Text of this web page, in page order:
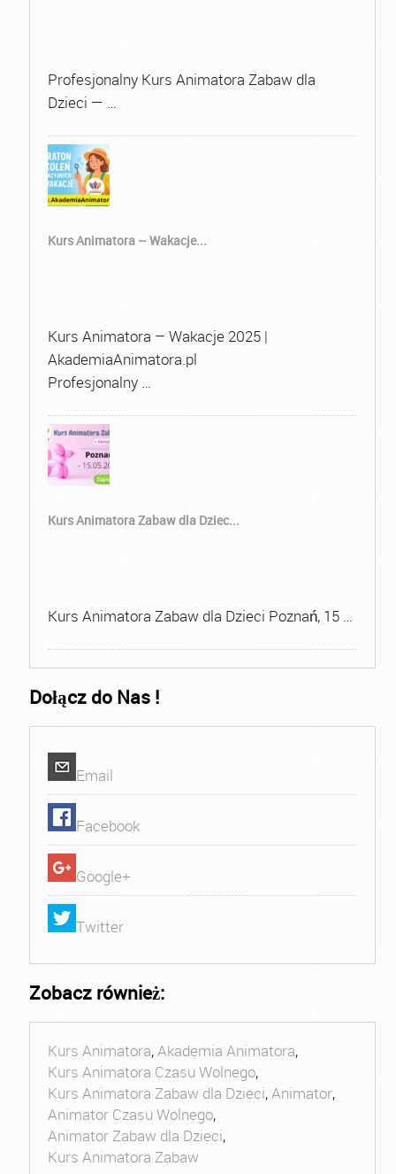
Profesjonalny Kurs Animatora Zabaw dla
Dzieci — …
Kurs Animatora – Wakacje...
Kurs Animatora – Wakacje 2025 |
AkademiaAnimatora.pl
Profesjonalny …
Kurs Animatora Zabaw dla Dziec...
Kurs Animatora Zabaw dla Dzieci Poznań, 15 …
Dołącz do Nas !
Email
Facebook
Google+
Twitter
Zobacz również:
Kurs Animatora,Akademia Animatora,
Kurs Animatora Czasu Wolnego,
Kurs Animatora Zabaw dla Dzieci,Animator,
Animator Czasu Wolnego,
Animator Zabaw dla Dzieci,
Kurs Animatora Zabaw